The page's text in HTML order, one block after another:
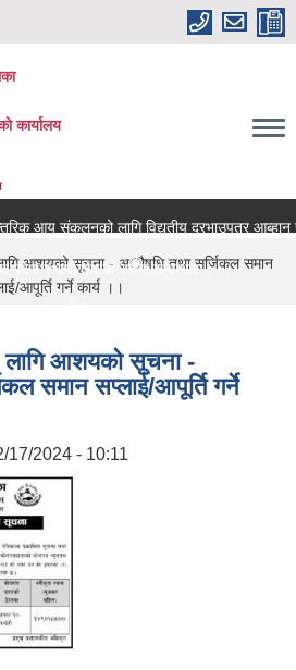
कार्यालय
आय संकलनको लागि विद्युतीय दरभाउपत्र आब्हान
स्थायी शिक्षक सरुवा सम्बन्धमा ।।।
आशयको सूचना - ‌अौषधि तथा सर्जिकल समान
आपूर्ति गर्ने कार्य ।।
लागि आशयको सूचना -
समान सप्लाई/आपूर्ति गर्ने
17/2024 - 10:11